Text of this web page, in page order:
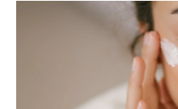
moda & ljepota